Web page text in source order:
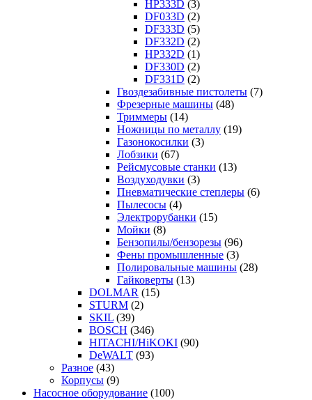
HP333D (3)
DF033D (2)
DF333D (5)
DF332D (2)
HP332D (1)
DF330D (2)
DF331D (2)
Гвоздезабивные пистолеты (7)
Фрезерные машины (48)
Триммеры (14)
Ножницы по металлу (19)
Газонокосилки (3)
Лобзики (67)
Рейсмусовые станки (13)
Воздуходувки (3)
Пневматические степлеры (6)
Пылесосы (4)
Электрорубанки (15)
Мойки (8)
Бензопилы/бензорезы (96)
Фены промышленные (3)
Полировальные машины (28)
Гайковерты (13)
DOLMAR (15)
STURM (2)
SKIL (39)
BOSCH (346)
HITACHI/HiKOKI (90)
DeWALT (93)
Разное (43)
Корпусы (9)
Насосное оборудование (100)